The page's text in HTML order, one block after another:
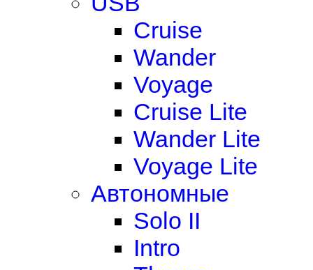
Cruise
Wander
Voyage
Cruise Lite
Wander Lite
Voyage Lite
Автономные
Solo II
Intro